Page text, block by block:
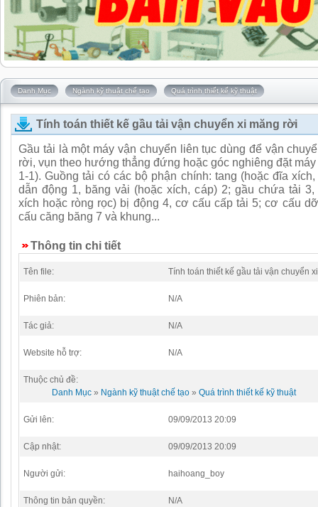
Danh Mục Ngành kỹ thuật chế tạo Quá trình thiết kế kỹ thuật
Tính toán thiết kế gầu tải vận chuyển xi măng rời
Gầu tải là một máy vận chuyển liên tục dùng để vận
rời, vụn theo hướng thẳng đứng hoặc góc nghiêng đặt
1-1). Guồng tải có các bộ phận chính: tang (hoặc đĩa xích,
dẫn động 1, băng vải (hoặc xích, cáp) 2; gầu chứa tải 3,
xích hoặc ròng rọc) bị động 4, cơ cấu cấp tải 5; cơ cấu
cấu căng băng 7 và khung...
Thông tin chi tiết
Tên file: Tính toán thiết kế gầu tải vận chuyển
Phiên bản: N/A
Tác giả: N/A
Website hỗ trợ: N/A
Thuộc chủ đề:
Danh Mục » Ngành kỹ thuật chế tạo » Quá trình thiết kế kỹ thuật
Gửi lên: 09/09/2013 20:09
Cập nhật: 09/09/2013 20:09
Người gửi: haihoang_boy
Thông tin bản quyền: N/A